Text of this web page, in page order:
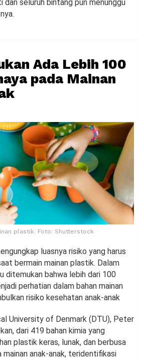
dan seluruh bintang pun menunggu
Ada Lebih 100
pada Mainan
plastik. Foto: Shutterstock
luasnya risiko yang harus
bermain mainan plastik. Dalam
ditemukan bahwa lebih dari 100
perhatian dalam bahan mainan
risiko kesehatan anak-anak
University of Denmark (DTU), Peter
dari 419 bahan kimia yang
plastik keras, lunak, dan berbusa
mainan anak-anak, teridentifikasi